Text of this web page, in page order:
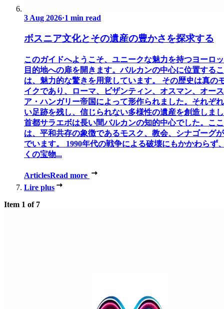
3 Aug 2026·1 min read
ボスニア文化とその遺産の豊かさを探求する
このガイドへようこそ、ユニークな魅力を持つヨーロ
目的地への扉を開きます。バルカンの中心に位置する
は、魅力的な驚きを用意しています。 その歴史は真の
イクであり、ローマ、ビザンティン、オスマン、オー
ア・ハンガリー帝国によって形作られました。それぞ
い足跡を残し、信じられない多様性の遺産を創造しま
首都サラエボは長い間バルカンの知的中心でした。こ
は、平和共存の象徴であるモスク、教会、シナゴーグ
でいます。 1990年代の戦争による破壊にもかかわらず
くの宝物...
ArticlesRead more
Lire plus
Item 1 of 7